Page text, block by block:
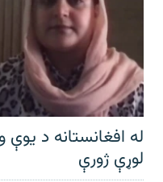
له افغانستانه د یوې
لوړې ژورې